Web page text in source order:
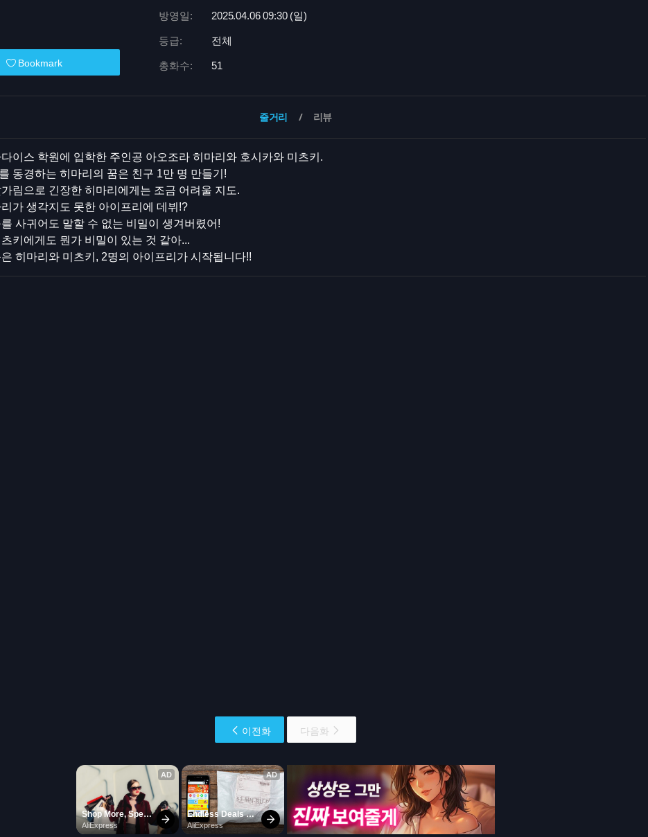
Bookmark
방영일: 2025.04.06 09:30 (일)
등급: 전체
총화수: 51
줄거리 리뷰
이스 학원에 입학한 주인공 아오조라 히마리와 호시카와 미츠키.
동경하는 히마리의 꿈은 친구 1만 명 만들기!
림으로 긴장한 히마리에게는 조금 어려울 지도.
가 생각지도 못한 아이프리에 데뷔!?
사귀어도 말할 수 없는 비밀이 생겨버렸어!
키에게도 뭔가 비밀이 있는 것 같아...
히마리와 미츠키, 2명의 아이프리가 시작됩니다!!
이전화 다음화